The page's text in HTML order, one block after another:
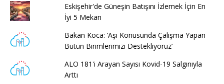
Eskişehir'de Güneşin Batışını İzlemek İçin En
İyi 5 Mekan
Bakan Koca: ’Aşı Konusunda Çalışma Yapan
Bütün Birimlerimizi Destekliyoruz’
ALO 181'i Arayan Sayısı Kovid-19 Salgınıyla
Arttı